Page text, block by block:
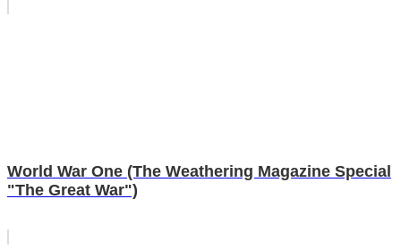
World War One (The Weathering Magazine Special
"The Great War")